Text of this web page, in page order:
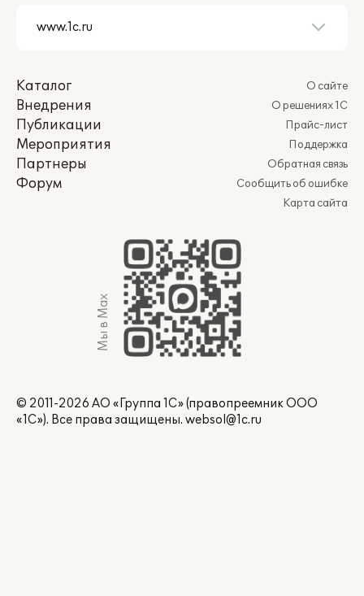
Каталог
Внедрения
Публикации
Мероприятия
Партнеры
Форум
О сайте
О решениях 1С
Прайс-лист
Поддержка
Обратная связь
Сообщить об ошибке
Карта сайта
Мы в Max
© 2011-2026 АО «Группа 1С» (правопреемник ООО
«1С»). Все права защищены. websol@1c.ru